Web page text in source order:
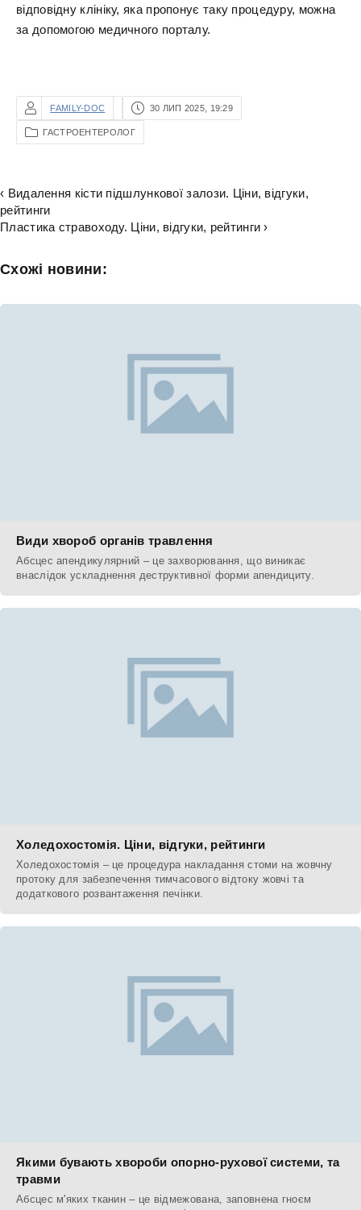
відповідну клініку, яка пропонує таку процедуру, можна
за допомогою медичного порталу.
FAMILY-DOC 30 ЛИП 2025, 19:29
ГАСТРОЕНТЕРОЛОГ
‹ Видалення кісти підшлункової залози. Ціни, відгуки,
рейтинги
Пластика стравоходу. Ціни, відгуки, рейтинги ›
Схожі новини:
Види хвороб органів травлення
Абсцес апендикулярний – це захворювання, що виникає
внаслідок ускладнення деструктивної форми апендициту.
Холедохостомія. Ціни, відгуки, рейтинги
Холедохостомія – це процедура накладання стоми на жовчну
протоку для забезпечення тимчасового відтоку жовчі та
додаткового розвантаження печінки.
Якими бувають хвороби опорно-рухової системи, та
травми
Абсцес м'яких тканин – це відмежована, заповнена гноєм